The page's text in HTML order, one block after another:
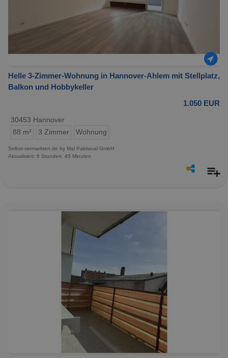
Helle 3-Zimmer-Wohnung in Hannover-Ahlem mit Stellplatz,
Balkon und Hobbykeller
1.050 EUR
30453 Hannover
88 m²
3 Zimmer Wohnung
Selbst-vermarkten.de by Mal Paktiaval GmbH
Aktualisiert: 6 Stunden, 45 Minuten